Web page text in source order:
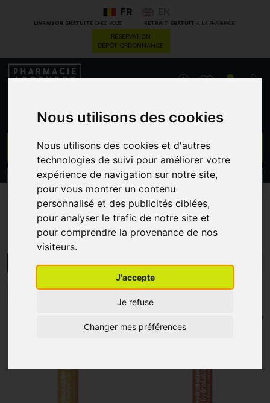
Nous utilisons des cookies
Nous utilisons des cookies et d'autres
technologies de suivi pour améliorer votre
expérience de navigation sur notre site,
pour vous montrer un contenu
personnalisé et des publicités ciblées,
pour analyser le trafic de notre site et
pour comprendre la provenance de nos
visiteurs.
J'accepte
Je refuse
Changer mes préférences
LIVRAISON GRATUITECHEZ VOUS* RETRAIT GRATUIT À LA PHARMACIE *
FR
RÉSERVATION
DÉPÔT ORDONNANCE
CATÉGORIES PROMOS
Energie
MENU/FILTRES
2 3 4 5